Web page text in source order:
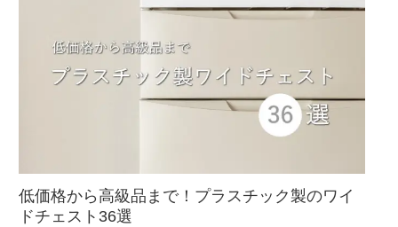
低価格から高級品まで！プラスチック製のワイ
ドチェスト36選